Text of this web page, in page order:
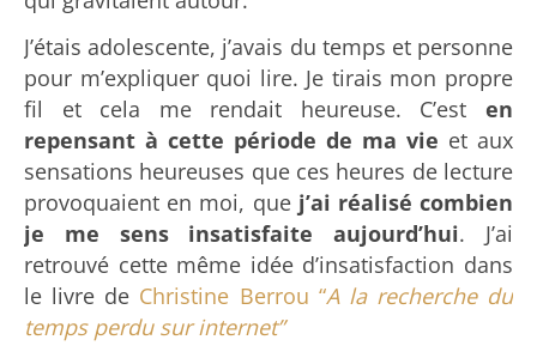
J’étais adolescente, j’avais du temps et personne
pour m’expliquer quoi lire. Je tirais mon propre
fil et cela me rendait heureuse. C’est en
repensant à cette période de ma vie et aux
sensations heureuses que ces heures de lecture
provoquaient en moi, que j’ai réalisé combien
je me sens insatisfaite aujourd’hui. J’ai
retrouvé cette même idée d’insatisfaction dans
le livre de Christine Berrou “A la recherche du
temps perdu sur internet”